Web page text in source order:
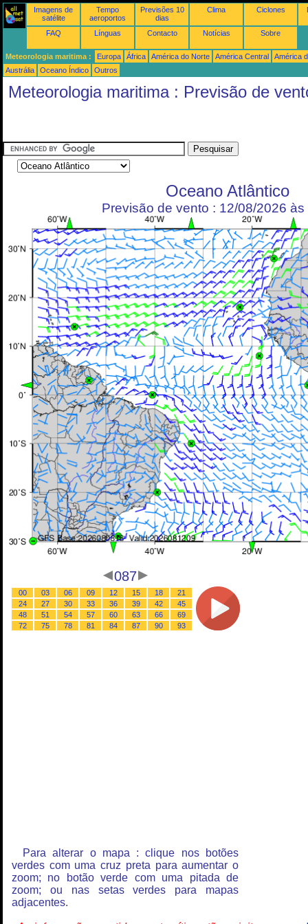
Imagens de
satélite
Tempo
aeroportos
Previsões 10
dias
Clima Ciclones
FAQ Línguas Contacto Notícias Sobre
Meteorologia maritima : Europa África América do Norte América Central
América
Austrália
Oceano Índico Outros
Meteorologia maritima : Previsão de
Oceano Atlântico
Previsão de vento : 12/08/2026 às
087
00 03 06 09 12 15 18
21
24
27 30 33 36 39 42
45
48
51 54 57 60 63 66
69
72
75 78 81 84 87 90 93
Para alterar o mapa : clique nos botões
verdes com uma cruz preta para aumentar o
zoom; no botão verde com uma pitada de
zoom; ou nas setas verdes para mapas
adjacentes.